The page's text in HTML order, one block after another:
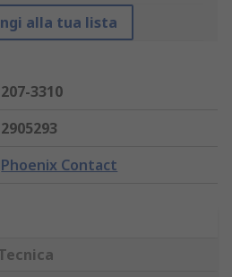
alla tua lista
207-3310
2905293
Phoenix Contact